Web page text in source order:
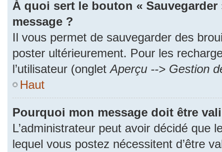
À quoi sert le bouton «
message ?
Il vous permet de sauvegarder des
poster ultérieurement. Pour les
l’utilisateur (ongletAperçu --> Gestion
Haut
Pourquoi mon message doit être
L’administrateur peut avoir décidé que
lequel vous postez nécessitent d’être